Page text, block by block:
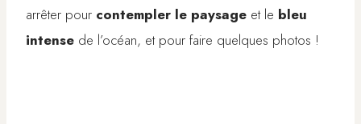
arrêter pour contempler le paysage et le bleu
intense de l’océan, et pour faire quelques photos !